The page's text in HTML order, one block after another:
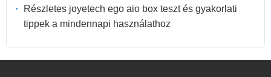
Részletes joyetech ego aio box teszt és gyakorlati
tippek a mindennapi használathoz